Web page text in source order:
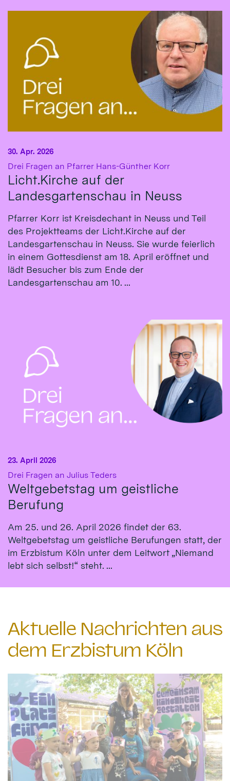
Drei Fragen an Pfarrer Hans-Günther Korr:
Licht.Kirche auf der
Landesgartenschau in Neuss
30. Apr. 2026
Pfarrer Korr ist Kreisdechant in Neuss und Teil
des Projektteams der Licht.Kirche auf der
Landesgartenschau in Neuss. Sie wurde feierlich
in einem Gottesdienst am 18. April eröffnet und
lädt Besucher bis zum Ende der
Landesgartenschau am 10. ...
Drei Fragen an Julius Teders:
Weltgebetstag um geistliche
Berufung
23. April 2026
Am 25. und 26. April 2026 findet der 63.
Weltgebetstag um geistliche Berufungen statt, der
im Erzbistum Köln unter dem Leitwort „Niemand
lebt sich selbst!“ steht. ...
Aktuelle Nachrichten aus
dem Erzbistum Köln